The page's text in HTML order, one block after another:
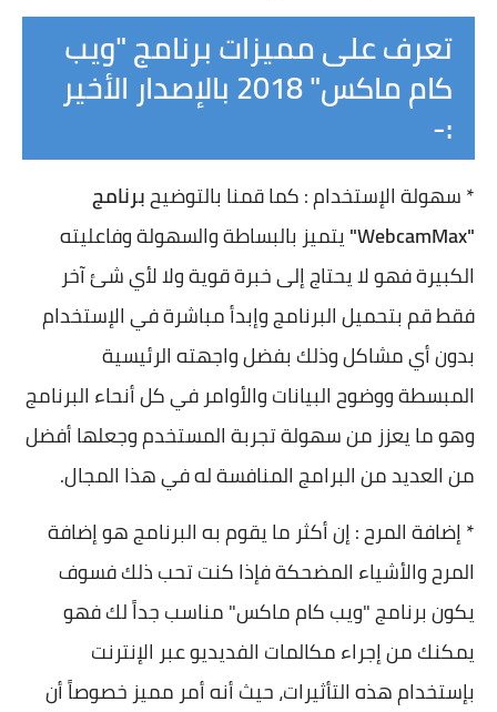
تعرف على مميزات برنامج "ويب
كام ماكس" 2018 بالإصدار الأخير
:-
* سهولة الإستخدام : كما قمنا بالتوضيحبرنامج
"WebcamMax"
يتميز بالبساطة والسهولة وفاعليته
الكبيرة فهو لا يحتاج إلى خبرة قوية ولا لأي شئ آخر
فقط قم بتحميل البرنامج وإبدأ مباشرة في الإستخدام
بدون أي مشاكل وذلك بفضل واجهته الرئيسية
المبسطة ووضوح البيانات والأوامر في كل أنحاء البرنامج
وهو ما يعزز من سهولة تجربة المستخدم وجعلها أفضل
من العديد من البرامج المنافسة له في هذا المجال.
* إضافة المرح : إن أكثر ما يقوم به البرنامج هو إضافة
المرح والأشياء المضحكة فإذا كنت تحب ذلك فسوف
يكون برنامج "ويب كام ماكس" مناسب جداً لك فهو
يمكنك من إجراء مكالمات الفديديو عبر الإنترنت
بإستخدام هذه التأثيرات، حيث أنه أمر مميز خصوصاً أن